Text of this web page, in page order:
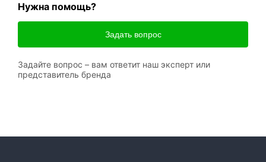
Нужна помощь?
Задать вопрос
Задайте вопрос – вам ответит наш эксперт или
представитель бренда